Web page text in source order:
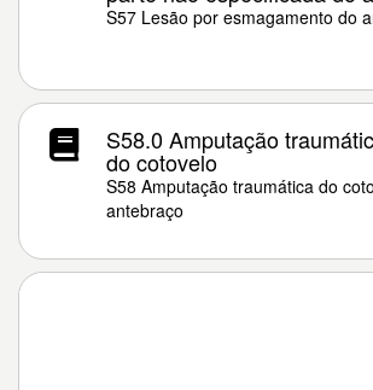
S57 Lesão por esmagamento do
S58.0 Amputação
do cotovelo
S58 Amputação traumática do
antebraço